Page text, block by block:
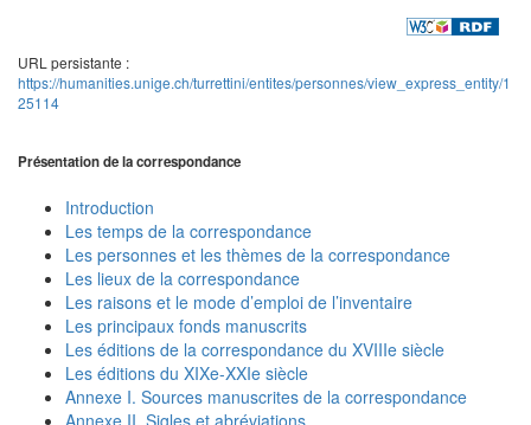
URL persistante :
https://humanities.unige.ch/turrettini/entites/personnes/view_express_entity/1
25114
Présentation de la correspondance
Introduction
Les temps de la correspondance
Les personnes et les thèmes de la correspondance
Les lieux de la correspondance
Les raisons et le mode d’emploi de l’inventaire
Les principaux fonds manuscrits
Les éditions de la correspondance du XVIIIe siècle
Les éditions du XIXe-XXIe siècle
Annexe I. Sources manuscrites de la correspondance
Annexe II. Sigles et abréviations